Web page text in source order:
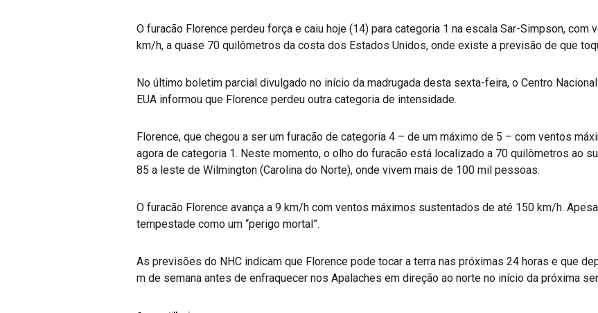
O furacão Florence perdeu força e caiu hoje (14) para categoria 1 na escala Sar-Simpson,
km/h, a quase 70 quilômetros da costa dos Estados Unidos, onde existe a previsão de que
No último boletim parcial divulgado no início da madrugada desta sexta-feira, o Centro
EUA informou que Florence perdeu outra categoria de intensidade.
Florence, que chegou a ser um furacão de categoria 4 – de um máximo de 5 – com ventos
agora de categoria 1. Neste momento, o olho do furacão está localizado a 70 quilômetros ao
85 a leste de Wilmington (Carolina do Norte), onde vivem mais de 100 mil pessoas.
O furacão Florence avança a 9 km/h com ventos máximos sustentados de até 150 km/h.
tempestade como um “perigo mortal”.
As previsões do NHC indicam que Florence pode tocar a terra nas próximas 24 horas e que
m de semana antes de enfraquecer nos Apalaches em direção ao norte no início da próxima